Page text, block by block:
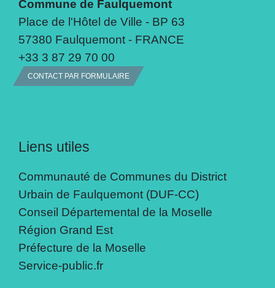
Commune de Faulquemont
Place de l'Hôtel de Ville - BP 63
57380 Faulquemont - FRANCE
+33 3 87 29 70 00
CONTACT PAR FORMULAIRE
Liens utiles
Communauté de Communes du District
Urbain de Faulquemont (DUF-CC)
Conseil Départemental de la Moselle
Région Grand Est
Préfecture de la Moselle
Service-public.fr